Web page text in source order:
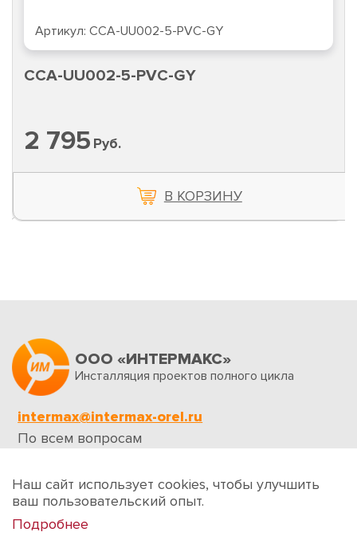
Артикул: CCA-UU002-5-PVC-GY
CCA-UU002-5-PVC-GY
2 795 Руб.
В КОРЗИНУ
ООО «ИНТЕРМАКС»
Инсталляция проектов полного цикла
intermax@intermax-orel.ru
По всем вопросам
Обратная связь
Наш сайт использует cookies, чтобы улучшить
ваш пользовательский опыт.
Подробнее